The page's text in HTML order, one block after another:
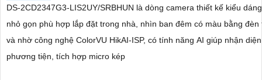
DS-2CD2347G3-LIS2UY/SRBHUN là dòng camera thiết kế kiểu
nhỏ gọn phù hợp lắp đặt trong nhà, nhìn ban đêm có màu bằng đèn
và nhờ công nghệ ColorVU HikAI-ISP, có tính năng AI giúp nhận
phương tiện, tích hợp micro kép